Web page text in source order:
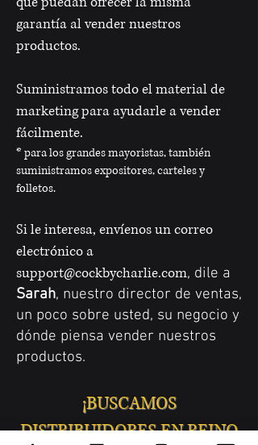
garantía al vender nuestros
productos.
Suministramos todo el material de
marketing para ayudarle a vender
fácilmente.
* para los grandes mayoristas, también
suministramos expositores, carteles y
folletos.
Si le interesa, envíenos un correo
electrónico a
support@cockbycharlie.com, dile a
Sarah, nuestro director de ventas,
un poco sobre usted, su negocio y
dónde piensa vender nuestros
productos.
¡BUSCAMOS
DISTRIBUIDORES EN REINO